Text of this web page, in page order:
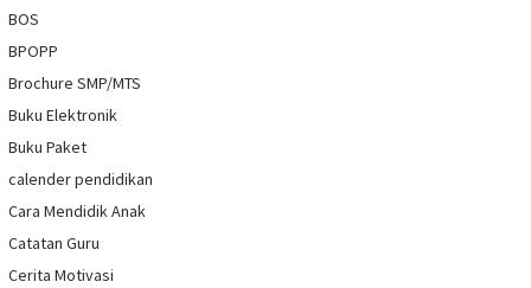
BOS
BPOPP
Brochure SMP/MTS
Buku Elektronik
Buku Paket
calender pendidikan
Cara Mendidik Anak
Catatan Guru
Cerita Motivasi